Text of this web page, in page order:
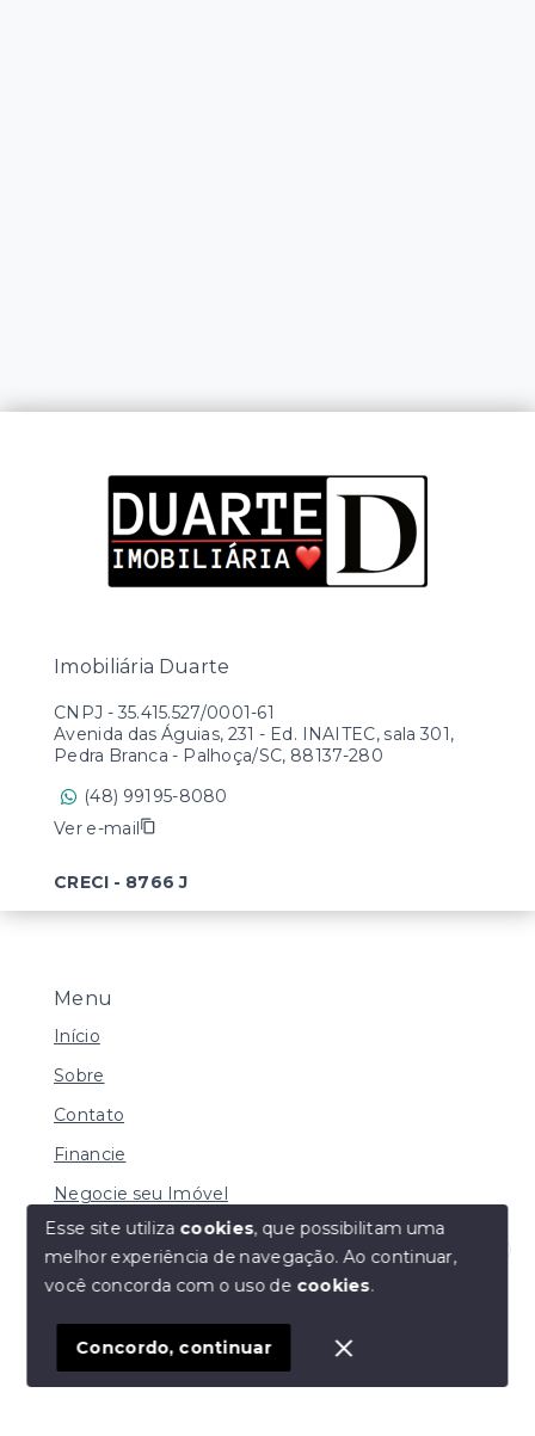
Olá! Estamos disponíveis para te ajudar.
Menu
Início
Sobre
Contato
Financie
Negocie seu Imóvel
© Copyright 2026 - Imobiliária Duarte - Todos os
SITE PARA IMOBILIARIA
Imobiliária Duarte
CNPJ - 35.415.527/0001-61
Avenida das Águias, 231 - Ed. INAITEC, sala 301,
Pedra Branca - Palhoça/SC, 88137-280
(48) 99195-8080
Ver e-mail
CRECI - 8766 J
Esse site utiliza cookies, que possibilitam uma
melhor experiência de navegação.Ao continuar,
você concorda com o uso de cookies.
Concordo, continuar